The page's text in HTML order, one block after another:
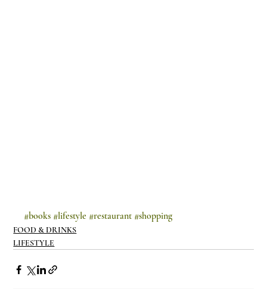
#books #lifestyle #restaurant #shopping
FOOD & DRINKS
LIFESTYLE